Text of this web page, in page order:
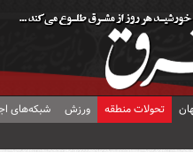
تحولات منطقه ورزش شبکه‌های